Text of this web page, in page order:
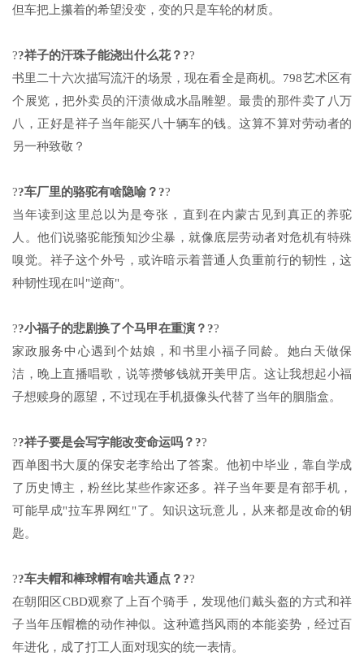
但车把上攥着的希望没变，变的只是车轮的材质。
??祥子的汗珠子能浇出什么花？??
书里二十六次描写流汗的场景，现在看全是商机。798艺术区有
个展览，把外卖员的汗渍做成水晶雕塑。最贵的那件卖了八万
八，正好是祥子当年能买八十辆车的钱。这算不算对劳动者的
另一种致敬？
??车厂里的骆驼有啥隐喻？??
当年读到这里总以为是夸张，直到在内蒙古见到真正的养驼
人。他们说骆驼能预知沙尘暴，就像底层劳动者对危机有特殊
嗅觉。祥子这个外号，或许暗示着普通人负重前行的韧性，这
种韧性现在叫"逆商"。
??小福子的悲剧换了个马甲在重演？??
家政服务中心遇到个姑娘，和书里小福子同龄。她白天做保
洁，晚上直播唱歌，说等攒够钱就开美甲店。这让我想起小福
子想赎身的愿望，不过现在手机摄像头代替了当年的胭脂盒。
??祥子要是会写字能改变命运吗？??
西单图书大厦的保安老李给出了答案。他初中毕业，靠自学成
了历史博主，粉丝比某些作家还多。祥子当年要是有部手机，
可能早成"拉车界网红"了。知识这玩意儿，从来都是改命的钥
匙。
??车夫帽和棒球帽有啥共通点？??
在朝阳区CBD观察了上百个骑手，发现他们戴头盔的方式和祥
子当年压帽檐的动作神似。这种遮挡风雨的本能姿势，经过百
年进化，成了打工人面对现实的统一表情。